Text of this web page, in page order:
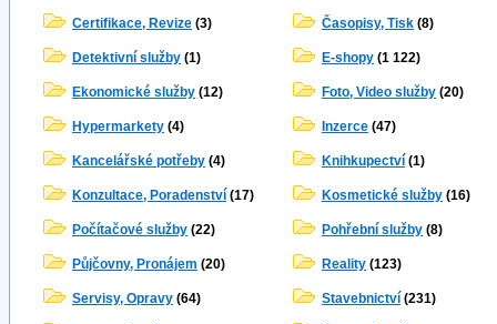
Certifikace, Revize (3) Časopisy, Tisk (8)
Detektivní služby (1) E-shopy (1 122)
Ekonomické služby (12) Foto, Video služby (20)
Hypermarkety (4) Inzerce (47)
Kancelářské potřeby (4) Knihkupectví (1)
Konzultace, Poradenství (17) Kosmetické služby (16)
Počítačové služby (22) Pohřební služby (8)
Půjčovny, Pronájem (20) Reality (123)
Servisy, Opravy (64) Stavebnictví (231)